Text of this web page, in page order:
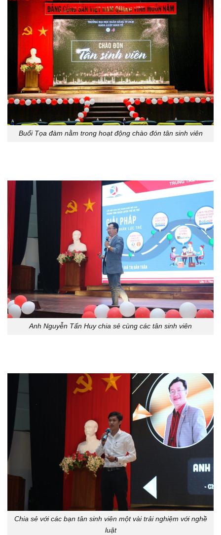
Buổi Tọa đàm nằm trong hoạt động chào đón tân sinh viên
Anh Nguyễn Tấn Huy chia sẻ cùng các tân sinh viên
Chia sẻ với các bạn tân sinh viên một vài trải nghiệm với nghề
luật